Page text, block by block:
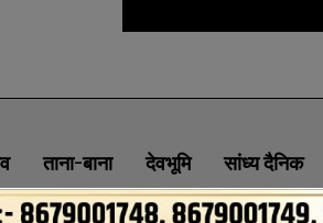
ताना-बाना देवभूमि सांध्य दैनिक
CONTACT PRIVACY POLICY